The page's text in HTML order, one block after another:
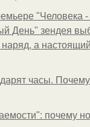
"Человека -
День" зендея
а
дарят часы.
почему